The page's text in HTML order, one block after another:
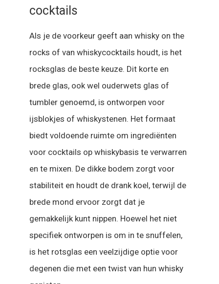
cocktails
Als je de voorkeur geeft aan whisky on the
rocks of van whiskycocktails houdt, is het
rocksglas de beste keuze. Dit korte en
brede glas, ook wel ouderwets glas of
tumbler genoemd, is ontworpen voor
ijsblokjes of whiskystenen. Het formaat
biedt voldoende ruimte om ingrediënten
voor cocktails op whiskybasis te verwarren
en te mixen. De dikke bodem zorgt voor
stabiliteit en houdt de drank koel, terwijl de
brede mond ervoor zorgt dat je
gemakkelijk kunt nippen. Hoewel het niet
specifiek ontworpen is om in te snuffelen,
is het rotsglas een veelzijdige optie voor
degenen die met een twist van hun whisky